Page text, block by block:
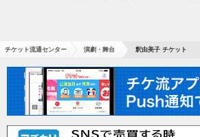
チケット流通センター 演劇・舞台 釈由美子 チケット